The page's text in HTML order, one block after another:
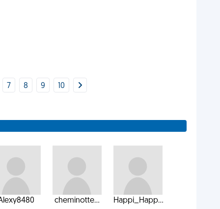
7 8 9 10
cheminotte... Happi_Happ...